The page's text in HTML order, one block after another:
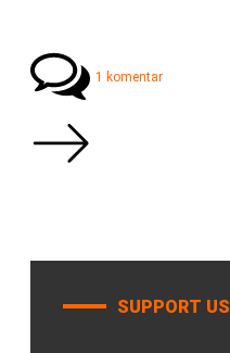
1 komentar
SUPPORT US